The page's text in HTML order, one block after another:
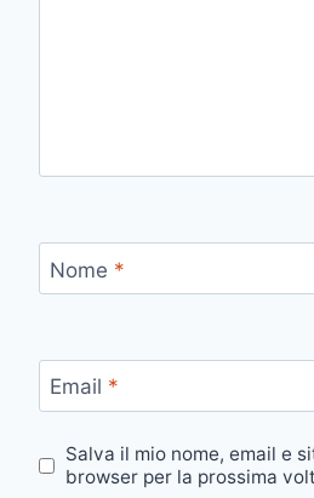
Nome *
Email *
Salva il mio nome, email e
browser per la prossima